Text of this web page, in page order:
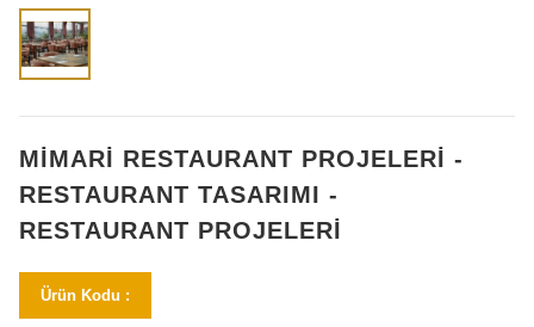
MİMARİ RESTAURANT PROJELERİ -
RESTAURANT TASARIMI -
RESTAURANT PROJELERİ
Ürün Kodu :